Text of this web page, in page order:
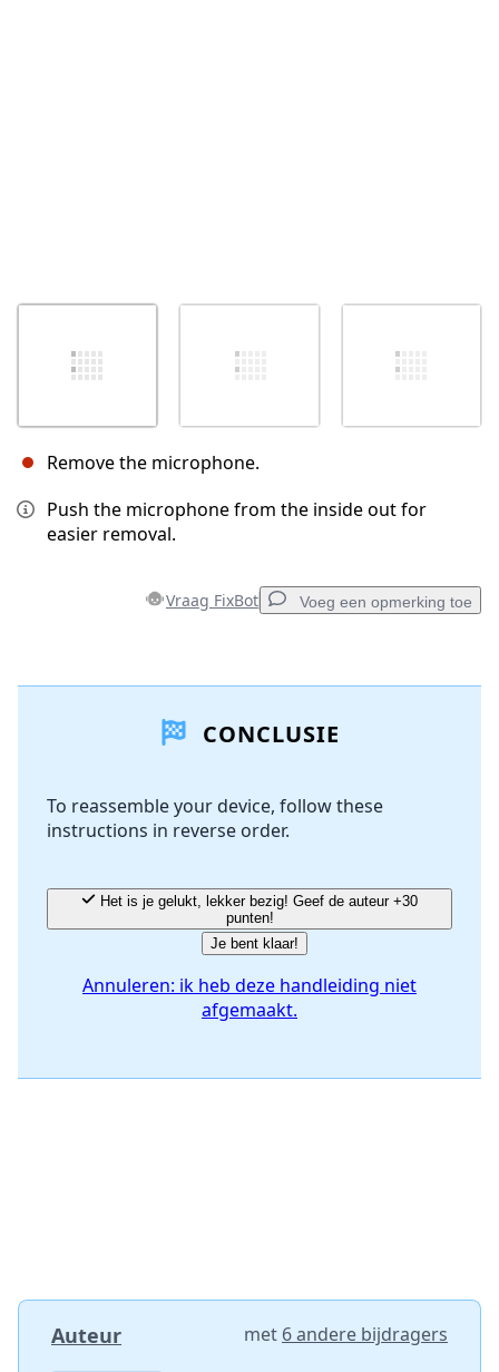
Remove the microphone.
Push the microphone from the inside out for
easier removal.
Vraag FixBot Voeg een opmerking toe
Voeg opmerking toe
Annuleren
CONCLUSIE
To reassemble your device, follow these
instructions in reverse order.
punten!
Je bent klaar!
Annuleren: ik heb deze handleiding niet
afgemaakt.
Auteur met 6 andere bijdragers